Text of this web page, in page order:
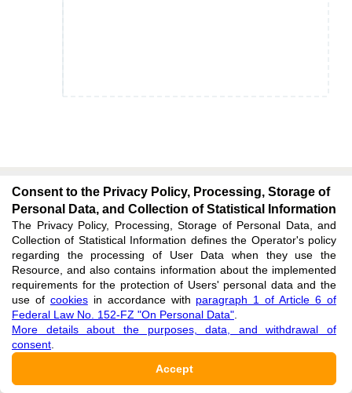
Subscribe:
E-MAIL
Consent to the Privacy Policy, Processing, Storage of
Personal Data, and Collection of Statistical Information
The Privacy Policy, Processing, Storage of Personal Data, and
Collection of Statistical Information defines the Operator's policy
regarding the processing of User Data when they use the
Resource, and also contains information about the implemented
requirements for the protection of Users' personal data and the
use of cookiesin accordance with paragraph 1 of Article 6 of
Federal Law No. 152-FZ "On Personal Data"
More details about the purposes, data, and withdrawal of
consent
Accept